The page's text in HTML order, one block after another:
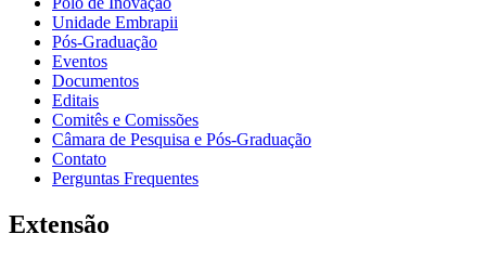
Unidade Embrapii
Pós-Graduação
Eventos
Documentos
Editais
Comitês e Comissões
Câmara de Pesquisa e Pós-Graduação
Contato
Perguntas Frequentes
Extensão